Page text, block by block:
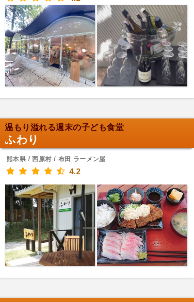
温もり溢れる週末の子ども食堂
ふわり
熊本県 / 西原村 / 布田 ラーメン屋
4.2